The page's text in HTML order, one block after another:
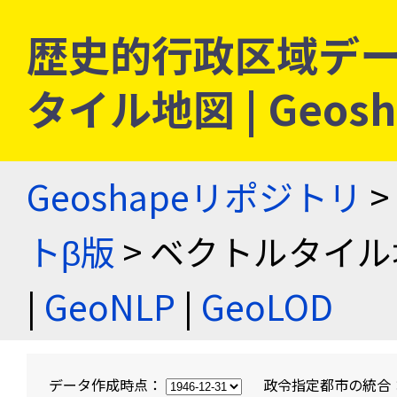
歴史的行政区域デ
タイル地図 |
Geoshapeリポジトリ >
トβ版 > ベクトルタイ
| GeoNLP | GeoLOD
データ作成時点： 政令指定都市の統